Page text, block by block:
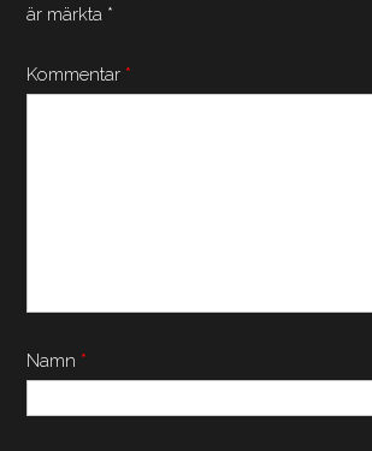
är märkta *
Kommentar *
Namn *